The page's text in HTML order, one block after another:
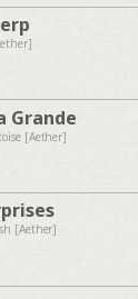
Grande
[Aether]
[Aether]